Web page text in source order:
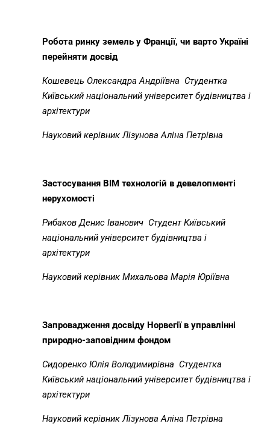
Робота ринку земель у Франції, чи варто Україні
перейняти досвід
Кошевець Олександра Андріївна Студентка
Київський національний університет будівництва і
архітектури
Науковий керівник Лізунова Аліна Петрівна
Застосування BIM технологій в девелопменті
нерухомості
Рибаков Денис Іванович Студент Київський
національний університет будівництва і
архітектури
Науковий керівник Михальова Марія Юріївна
Запровадження досвіду Норвегії в управлінні
природно-заповідним фондом
Сидоренко Юлія Володимирівна Студентка
Київський національний університет будівництва і
архітектури
Науковий керівник Лізунова Аліна Петрівна